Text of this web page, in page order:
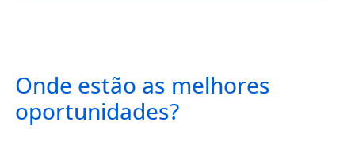
Onde estão as melhores
oportunidades?